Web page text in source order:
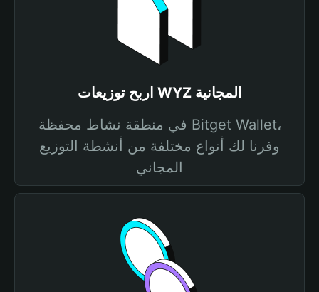
اربح توزيعات WYZ المجانية
في منطقة نشاط محفظة Bitget Wallet،
وفرنا لك أنواع مختلفة من أنشطة التوزيع
المجاني